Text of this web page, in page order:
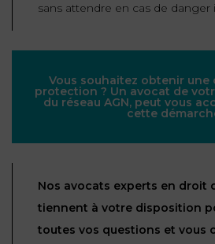
sans attendre en cas de danger
Vous souhaitez obtenir
protection ? Un avocat de
du réseau AGN, peut vous
cette
Nos avocats experts en droit
tiennent à votre disposition
toutes vos questions et vous